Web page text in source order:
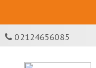
02124656085